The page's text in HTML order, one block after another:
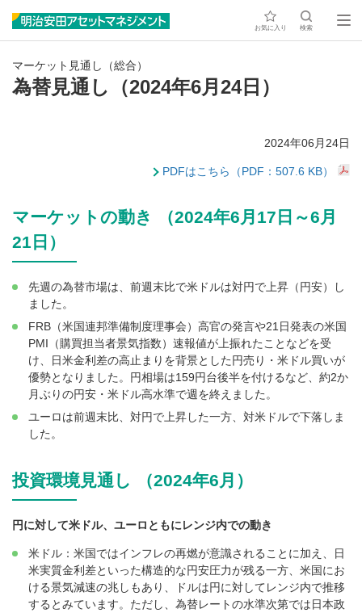
お気に入り 検索
マーケット見通し（総合）
為替見通し（2024年6月24日）
2024年06月24日
PDFはこちら（PDF：507.6 KB）
マーケットの動き （2024年6月17日～6月
21日）
先週の為替市場は、前週末比で米ドルは対円で上昇（円安）し
ました。
FRB（米国連邦準備制度理事会）高官の発言や21日発表の米国
PMI（購買担当者景気指数）速報値が上振れたことなどを受
け、日米金利差の高止まりを背景とした円売り・米ドル買いが
優勢となりました。円相場は159円台後半を付けるなど、約2か
月ぶりの円安・米ドル高水準で週を終えました。
ユーロは前週末比、対円で上昇した一方、対米ドルで下落しま
した。
投資環境見通し （2024年6月）
円に対して米ドル、ユーロともにレンジ内での動き
米ドル：米国ではインフレの再燃が意識されることに加え、日
米実質金利差といった構造的な円安圧力が残る一方、米国にお
ける景気減速の兆しもあり、ドルは円に対してレンジ内で推移
するとみています。ただし、為替レートの水準次第では日本政